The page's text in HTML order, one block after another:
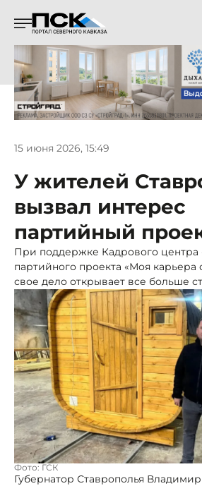
15 июня 2026, 15:49
У жителей
вызвал интерес
партийный
При поддержке Кадрового центра
партийного проекта «Моя карьера
свое дело открывает все больше
Фото: ГСК
Губернатор Ставрополья